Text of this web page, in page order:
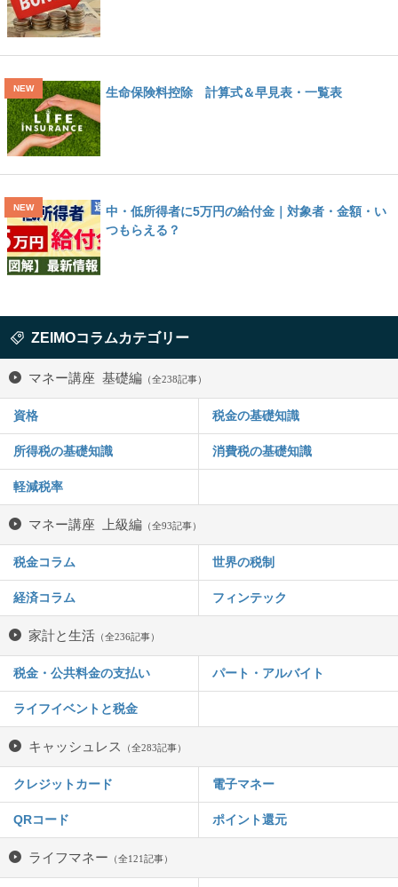
生命保険料控除 計算式＆早見表・一覧表
中・低所得者に5万円の給付金｜対象者・金額・い
つもらえる？
ZEIMOコラムカテゴリー
マネー講座 基礎編 （全238記事）
資格 税金の基礎知識
所得税の基礎知識 消費税の基礎知識
軽減税率
マネー講座 上級編 （全93記事）
税金コラム 世界の税制
経済コラム フィンテック
家計と生活 （全236記事）
税金・公共料金の支払い パート・アルバイト
ライフイベントと税金
キャッシュレス （全283記事）
クレジットカード 電子マネー
QRコード ポイント還元
ライフマネー （全121記事）